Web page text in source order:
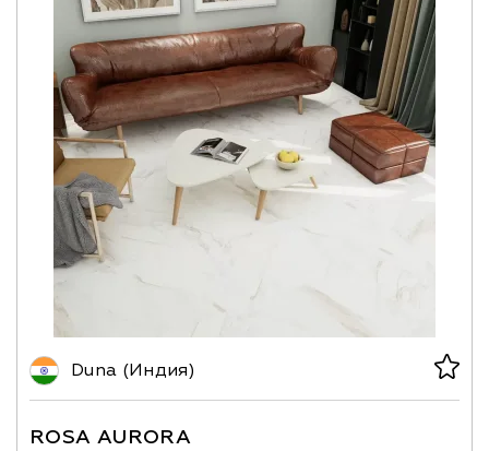
Duna (Индия)
ROSA AURORA